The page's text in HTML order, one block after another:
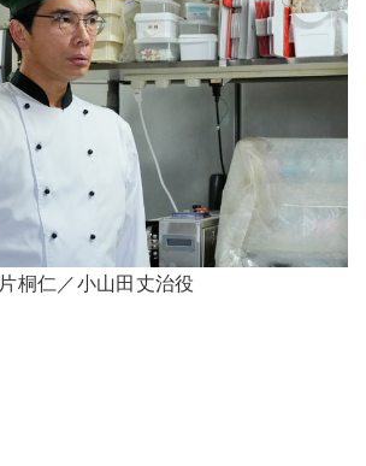
片桐仁／小山田丈治役